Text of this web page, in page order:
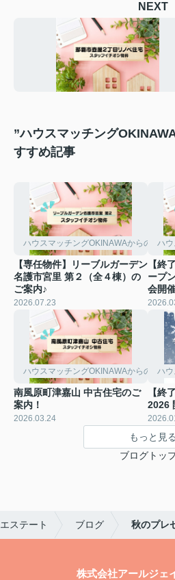
NEXT
”ハウスマッチング
すすめ記事
ハウスマッチングOKINAWAからのお知
【専任物件】リーブルガーデン
名護市宮里 第２（全４棟）の
ご案内♪
2026.07.23
ハ
【終
ープ
会開
ハウスマッチングOKINAWAからのお知
南風原町津嘉山 中古住宅のご
案内！
2026.03.24
ハ
【終
2026
もっと見る
ブログトッ
ステート ブログ 秋のプレ
株式会社アールジェ